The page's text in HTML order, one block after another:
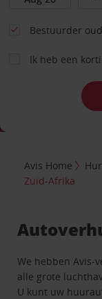
Bestuurder
Ik heb een
Avis Home
Zuid-Afrika
We hebben Avis-
alle grote
U kunt uw